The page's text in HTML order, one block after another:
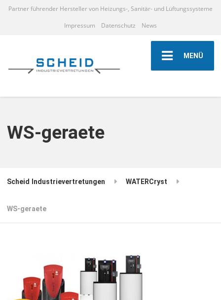
Partner führender Hersteller von Heizungs-, Sanitär- und Lüftungssysteme
Impressum
Datenschutz News
MENÜ
WS-geraete
Scheid Industrievertretungen WATERCryst
WS-geraete